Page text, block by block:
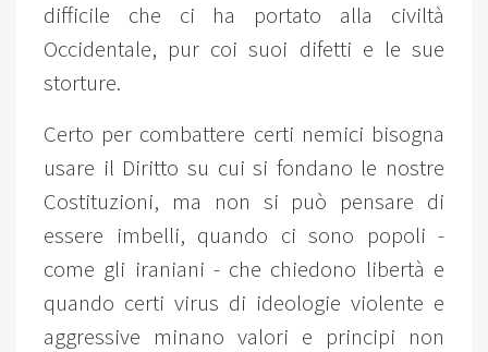
difficile che ci ha portato alla civiltà
Occidentale, pur coi suoi difetti e le sue
storture.
Certo per combattere certi nemici bisogna
usare il Diritto su cui si fondano le nostre
Costituzioni, ma non si può pensare di
essere imbelli, quando ci sono popoli -
come gli iraniani - che chiedono libertà e
quando certi virus di ideologie violente e
aggressive minano valori e principi non